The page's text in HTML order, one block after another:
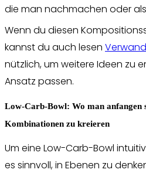
die man nachmachen oder
Wenn du diesen
kannst du auch lesen
nützlich, um weitere Ideen zu
Ansatz passen.
Low-Carb-Bowl: Wo man anfangen
Kombinationen zu kreieren
Um eine Low-Carb-Bowl
es sinnvoll, in Ebenen zu